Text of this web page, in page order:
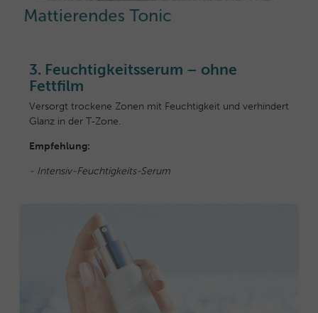
3. Feuchtigkeitsserum – ohne
Fettfilm
Versorgt trockene Zonen mit Feuchtigkeit und verhindert
Glanz in der T-Zone.
Empfehlung:
- Intensiv-Feuchtigkeits-Serum